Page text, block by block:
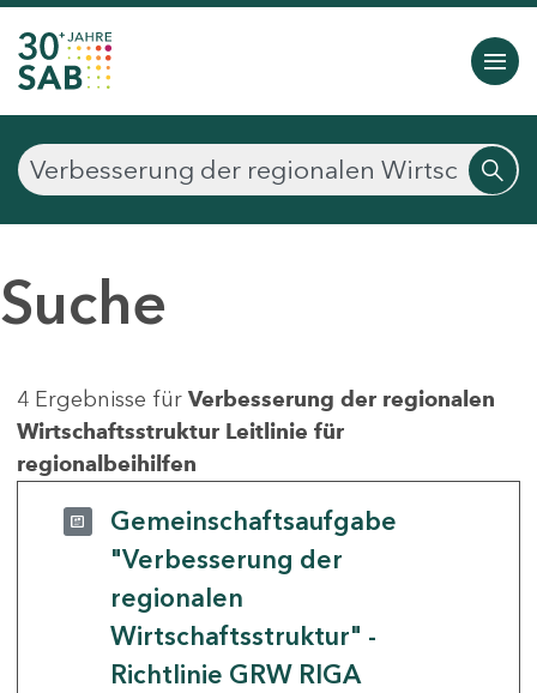
Suche
4 Ergebnisse für Verbesserung der regionalen
Wirtschaftsstruktur Leitlinie für
regionalbeihilfen
Gemeinschaftsaufgabe
"Verbesserung der
regionalen
Wirtschaftsstruktur" -
Richtlinie GRW RIGA